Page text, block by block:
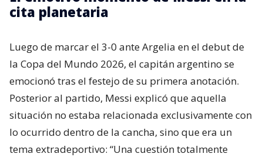
cita planetaria
Luego de marcar el 3-0 ante Argelia en el debut de
la Copa del Mundo 2026, el capitán argentino se
emocionó tras el festejo de su primera anotación.
Posterior al partido, Messi explicó que aquella
situación no estaba relacionada exclusivamente con
lo ocurrido dentro de la cancha, sino que era un
tema extradeportivo: “Una cuestión totalmente